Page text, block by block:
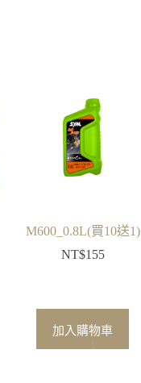
M600_0.8L(買10送1)
NT$155
加入購物車